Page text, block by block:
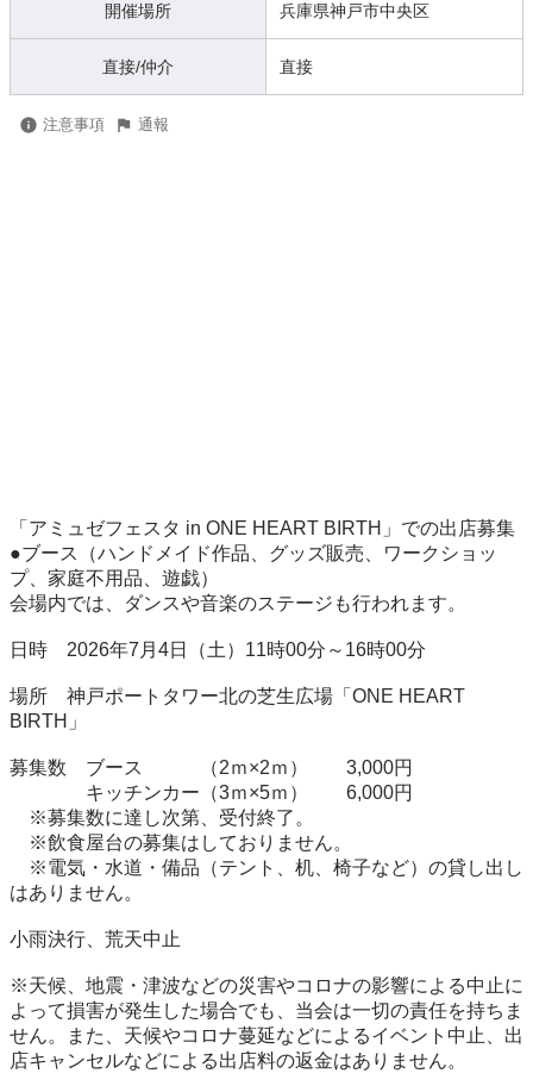
開催場所 兵庫県神戸市中央区
直接/仲介 直接
注意事項 通報
「アミュゼフェスタ in ONE HEART BIRTH」での出店募集
●ブース（ハンドメイド作品、グッズ販売、ワークショッ
プ、家庭不用品、遊戯）
会場内では、ダンスや音楽のステージも行われます。
日時　2026年7月4日（土）11時00分～16時00分
場所　神戸ポートタワー北の芝生広場「ONE HEART
BIRTH」
募集数　ブース　　　（2ｍ×2ｍ）　　3,000円
キッチンカー（3ｍ×5ｍ）　　6,000円
※募集数に達し次第、受付終了。
※飲食屋台の募集はしておりません。
※電気・水道・備品（テント、机、椅子など）の貸し出し
はありません。
小雨決行、荒天中止
※天候、地震・津波などの災害やコロナの影響による中止に
よって損害が発生した場合でも、当会は一切の責任を持ちま
せん。また、天候やコロナ蔓延などによるイベント中止、出
店キャンセルなどによる出店料の返金はありません。